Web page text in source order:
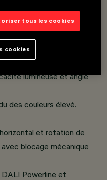
système rapide à
et matériau
lumineuse et angle
des couleurs élevé.
et rotation de
blocage mécanique
DALI Powerline et
tous les cookies
cookies